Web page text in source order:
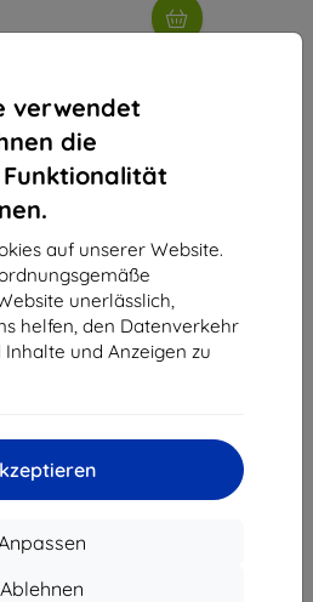
verwendet
die
auf unserer Website.
unerlässlich,
helfen, den Datenverkehr
und Anzeigen zu
Ablehnen